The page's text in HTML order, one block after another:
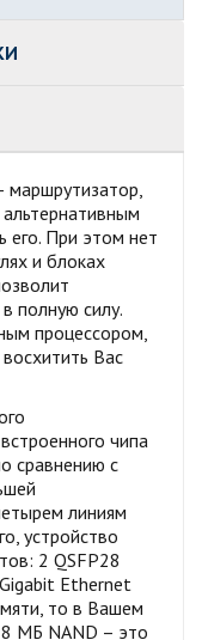
маршрутизатор,
его. При этом нет
и блоках
полную силу.
процессором,
Вас
чипа
сравнению с
линиям
устройство
2 QSFP28
Ethernet
то в Вашем
МБ NAND – это